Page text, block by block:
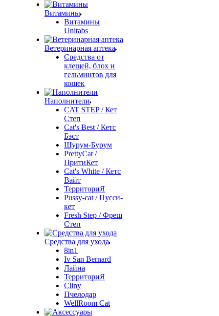
Витамины
Витамины
Unitabs
Ветеринарная аптека
Средства от
клещей, блох и
гельминтов для
кошек
Наполнители
CAT STEP / Кет
Степ
Cat's Best / Кетс
Бэст
Шурум-Бурум
PrettyCat /
ПритиКет
Cat's White / Кетс
Вайт
ТерриториЯ
Pussy-cat / Пусси-
кет
Fresh Step / Фреш
Степ
Средства для ухода
8in1
Iv San Bernard
Лайна
ТерриториЯ
Cliny
Пчелодар
WellRoom Cat